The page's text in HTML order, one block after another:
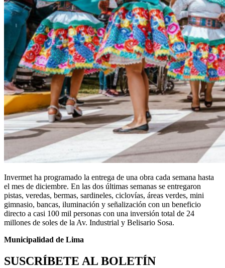
Invermet ha programado la entrega de una obra cada semana hasta
el mes de diciembre. En las dos últimas semanas se entregaron
pistas, veredas, bermas, sardineles, ciclovías, áreas verdes, mini
gimnasio, bancas, iluminación y señalización con un beneficio
directo a casi 100 mil personas con una inversión total de 24
millones de soles de la Av. Industrial y Belisario Sosa.
Municipalidad de Lima
SUSCRÍBETE AL BOLETÍN